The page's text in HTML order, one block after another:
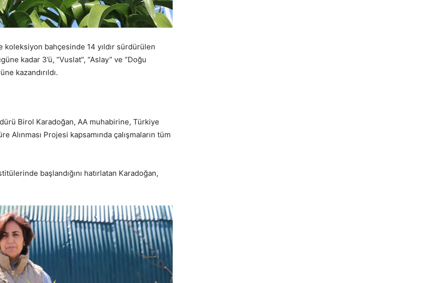
bahçesinde 14 yıldır sürdürülen
kadar 3’ü, “Vuslat”, “Aslay” ve “Doğu
kazandırıldı.
Birol Karadoğan, AA muhabirine, Türkiye
Projesi kapsamında çalışmaların tüm
başlandığını hatırlatan Karadoğan,